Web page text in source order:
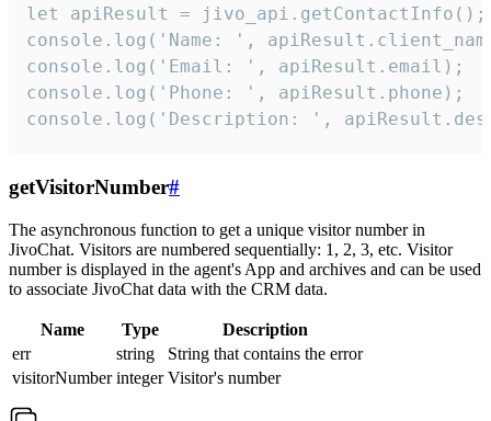
let apiResult = jivo_api.getContactInfo();
console.log('Name: ',
console.log('Email: ', apiResult.email);
console.log('Phone: ', apiResult.phone);
console.log('Description: ',
getVisitorNumber#
The asynchronous function to get a unique visitor number in
JivoChat. Visitors are numbered sequentially: 1, 2, 3, etc. Visitor
number is displayed in the agent's App and archives and can be used
to associate JivoChat data with the CRM data.
Name Type
Description
err
string
String that contains the error
visitorNumber integer Visitor's number